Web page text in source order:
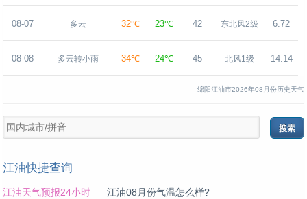
08-07 多云 32℃ 23℃ 42 东北风2级 6.72
08-08 多云转小雨 34℃ 24℃ 45 北风1级 14.14
绵阳江油市2026年08月份历史天气
江油快捷查询
江油天气预报24小时
江油08月份气温怎么样?